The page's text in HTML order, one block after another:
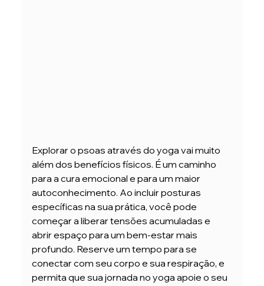
Explorar o psoas através do yoga vai muito
além dos benefícios físicos. É um caminho
para a cura emocional e para um maior
autoconhecimento. Ao incluir posturas
específicas na sua prática, você pode
começar a liberar tensões acumuladas e
abrir espaço para um bem-estar mais
profundo. Reserve um tempo para se
conectar com seu corpo e sua respiração, e
permita que sua jornada no yoga apoie o seu